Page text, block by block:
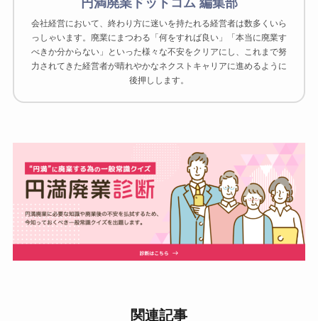
円満廃業ドットコム 編集部
会社経営において、終わり方に迷いを持たれる経営者は数多くいら
っしゃいます。廃業にまつわる「何をすれば良い」「本当に廃業す
べきか分からない」といった様々な不安をクリアにし、これまで努
力されてきた経営者が晴れやかなネクストキャリアに進めるように
後押しします。
関連記事